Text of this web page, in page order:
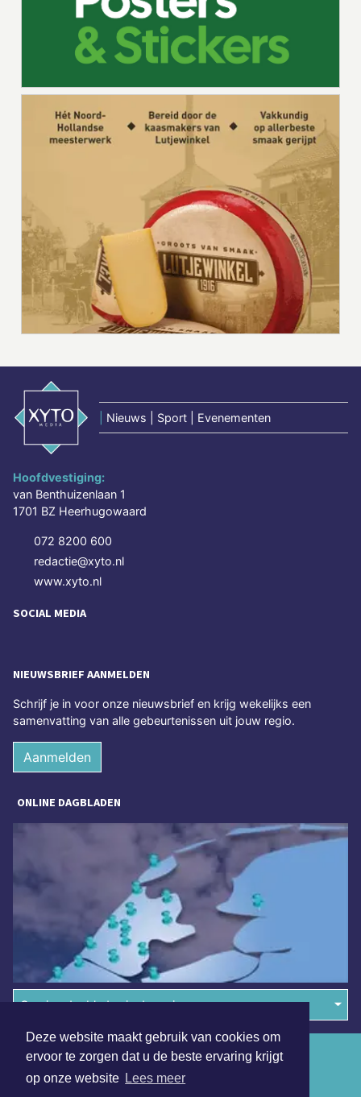
Deze website maakt gebruik van cookies om
ervoor te zorgen dat u de beste ervaring krijgt
op onze website Lees meer
Nieuws | Sport | Evenementen
Hoofdvestiging:
van Benthuizenlaan 1
1701 BZ Heerhugowaard
072 8200 600
redactie@xyto.nl
www.xyto.nl
SOCIAL MEDIA
NIEUWSBRIEF AANMELDEN
Schrijf je in voor onze nieuwsbrief en krijg wekelijks een
samenvatting van alle gebeurtenissen uit jouw regio.
Aanmelden
ONLINE DAGBLADEN
Overige dagbladen in de regio
Algemene voorwaarden
Disclaimer